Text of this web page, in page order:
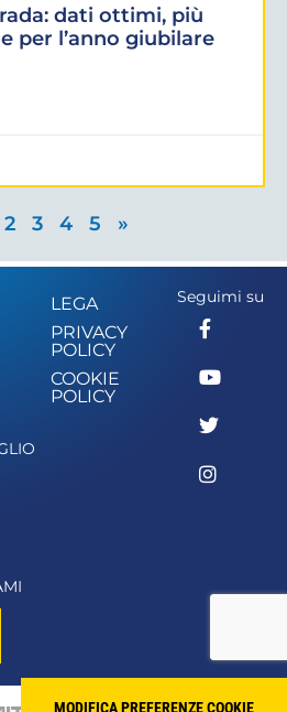
dati ottimi, più
per l’anno giubilare
2 3 4 5 »
MODIFICA PREFERENZE COOKIE
LEGA
PRIVACY
POLICY
COOKIE
POLICY
Seguimi su